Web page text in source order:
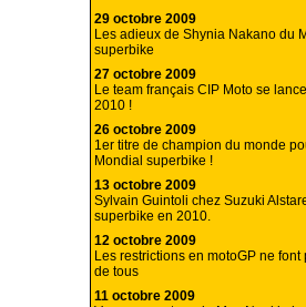
29 octobre 2009
Les adieux de Shynia Nakano du
superbike
27 octobre 2009
Le team français CIP Moto se
2010 !
26 octobre 2009
1er titre de champion du monde
Mondial superbike !
13 octobre 2009
Sylvain Guintoli chez Suzuki
superbike en 2010.
12 octobre 2009
Les restrictions en motoGP ne
de tous
11 octobre 2009